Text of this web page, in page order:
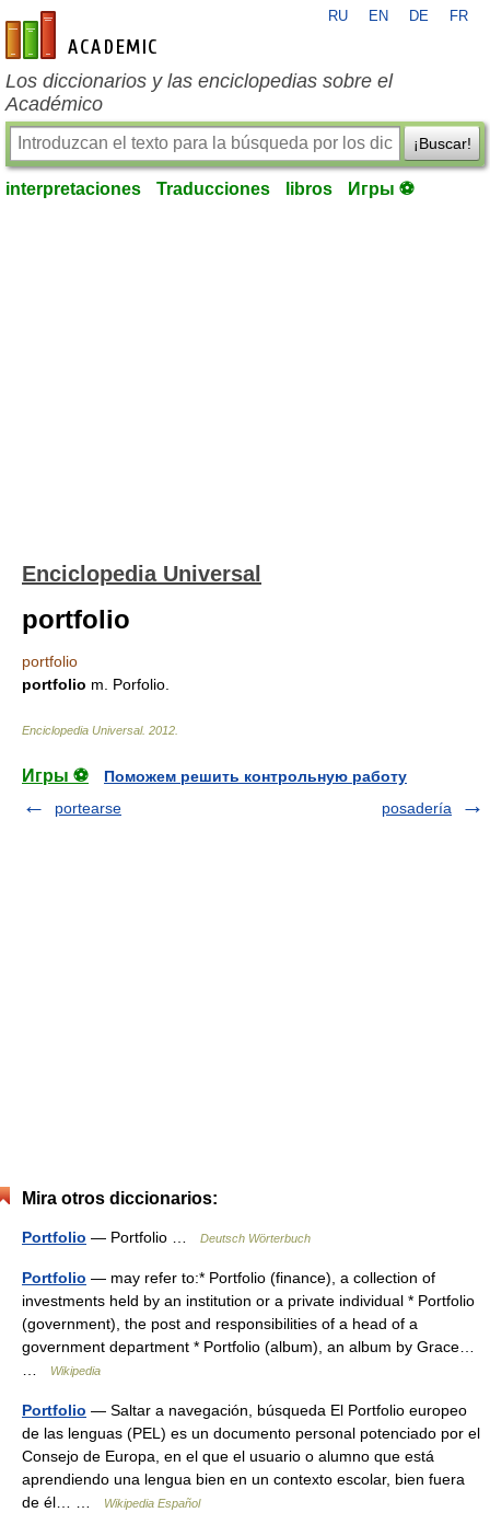
es-academic.com
RU EN DE FR
Los diccionarios y las enciclopedias sobre el
Académico
¡Buscar!
interpretaciones Traducciones libros Игры ⚽
Enciclopedia Universal
portfolio
portfolio
portfolio m. Porfolio.
Enciclopedia Universal. 2012
Игры ⚽
Поможем решить контрольную работу
portearse
posadería
Mira otros diccionarios:
Portfolio — Portfolio … Deutsch Wörterbuch
Portfolio — may refer to:* Portfolio (finance), a collection of
investments held by an institution or a private individual * Portfolio
(government), the post and responsibilities of a head of a
government department * Portfolio (album), an album by Grace…
Wikipedia
Portfolio — Saltar a navegación, búsqueda El Portfolio europeo
de las lenguas (PEL) es un documento personal potenciado por el
Consejo de Europa, en el que el usuario o alumno que está
aprendiendo una lengua bien en un contexto escolar, bien fuera
de él… …
Wikipedia Español